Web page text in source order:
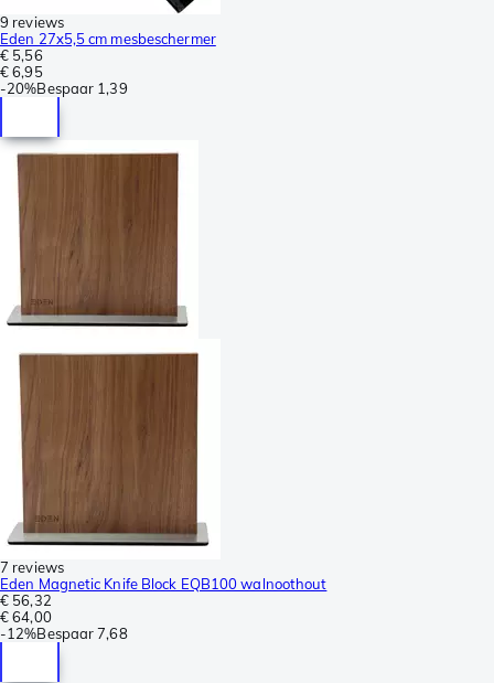
9 reviews
Eden 27x5,5 cm mesbeschermer
€ 5,56
€ 6,95
-20%Bespaar 1,39
7 reviews
Eden Magnetic Knife Block EQB100 walnoothout
€ 56,32
€ 64,00
-12%Bespaar 7,68